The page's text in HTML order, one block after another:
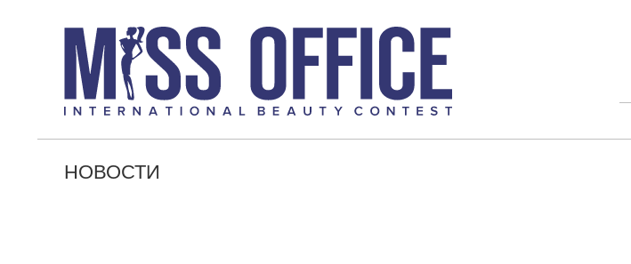
НОВОСТИ